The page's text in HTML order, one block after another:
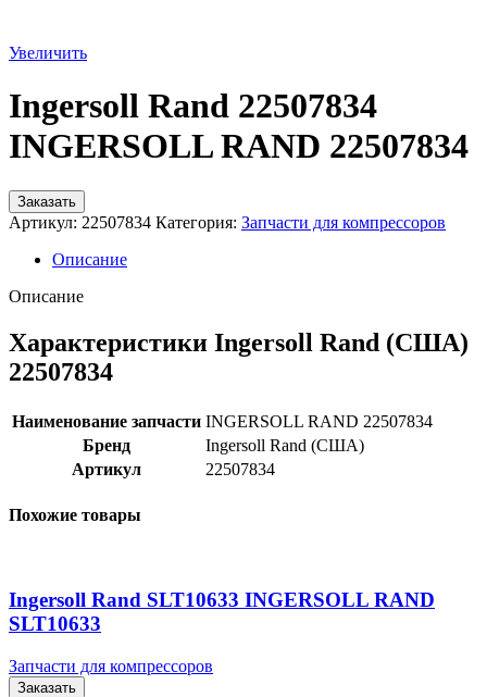
Увеличить
Ingersoll Rand 22507834
INGERSOLL RAND 22507834
Заказать
Артикул: 22507834 Категория: Запчасти для компрессоров
Описание
Описание
Характеристики Ingersoll Rand (США)
22507834
Наименование запчасти INGERSOLL RAND 22507834
Бренд
Ingersoll Rand (США)
Артикул
22507834
Похожие товары
Ingersoll Rand SLT10633 INGERSOLL RAND
SLT10633
Запчасти для компрессоров
Заказать